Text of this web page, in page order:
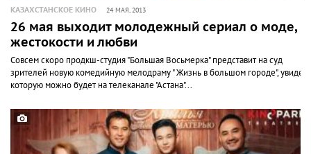
КАЗАХСТАНСКОЕ КИНО 24 МАЯ, 2013
26 мая выходит молодежный сериал о моде,
жестокости и любви
Совсем скоро продкш-студия "Большая Восьмерка" представит на суд
зрителей новую комедийную мелодраму " Жизнь в большом городе", увидеть
которую можно будет на телеканале "Астана"...